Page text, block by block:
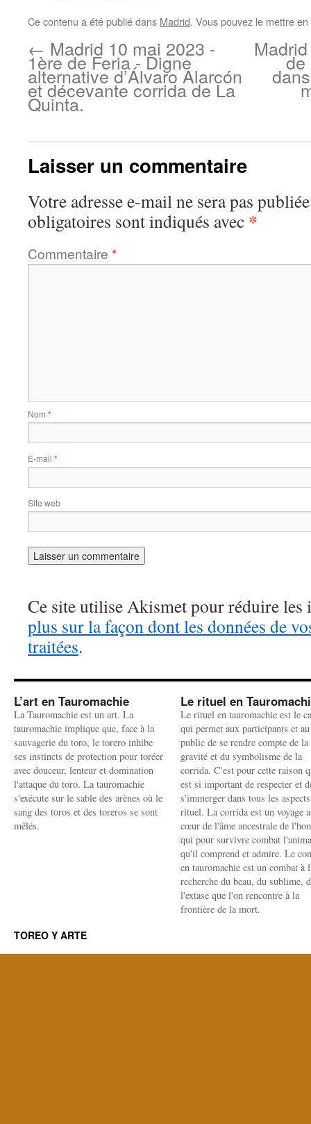
Ce contenu a été publié dans Madrid. Vous pouvez le mettre
← Madrid 10 mai 2023 -
1ère de Feria - Digne
alternative d’Álvaro Alarcón
et décevante corrida de La
Quinta.
de
Laisser un commentaire
Votre adresse e-mail ne sera pas
obligatoires sont indiqués avec *
Commentaire *
Nom *
E-mail *
Site web
Ce site utilise Akismet pour réduire les
plus sur la façon dont les données de
traitées.
L’art en Tauromachie
La Tauromachie est un art. La
tauromachie implique que, face à la
sauvagerie du toro, le torero inhibe
ses instincts de protection pour toréer
avec douceur, lenteur et domination
l'attaque du toro. La tauromachie
s'exécute sur le sable des arènes où le
sang des toros et des toreros se sont
mêlés.
Le rituel en
Le rituel en tauromachie est le
qui permet aux participants et au
public de se rendre compte de la
gravité et du symbolisme de la
corrida. C'est pour cette raison
est si important de respecter et
s'immerger dans tous les
rituel. La corrida est un voyage
cœur de l'âme ancestrale de
qui pour survivre combat
qu'il comprend et admire. Le
en tauromachie est un combat à
recherche du beau, du sublime,
l'extase que l'on rencontre à la
frontière de la mort.
TOREO Y ARTE